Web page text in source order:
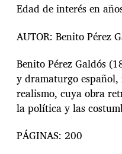
Edad de interés en
AUTOR: Benito Pérez
Benito Pérez Galdós
y dramaturgo
realismo, cuya obra
la política y las
PÁGINAS: 200